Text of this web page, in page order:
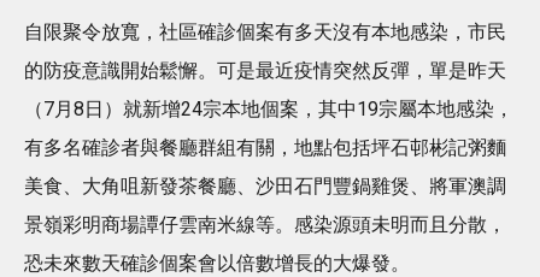
自限聚令放寬，社區確診個案有多天沒有本地感染，市民
的防疫意識開始鬆懈。可是最近疫情突然反彈，單是昨天
（7月8日）就新增24宗本地個案，其中19宗屬本地感染，
有多名確診者與餐廳群組有關，地點包括坪石邨彬記粥麵
美食、大角咀新發茶餐廳、沙田石門豐鍋雞煲、將軍澳調
景嶺彩明商場譚仔雲南米線等。感染源頭未明而且分散，
恐未來數天確診個案會以倍數增長的大爆發。